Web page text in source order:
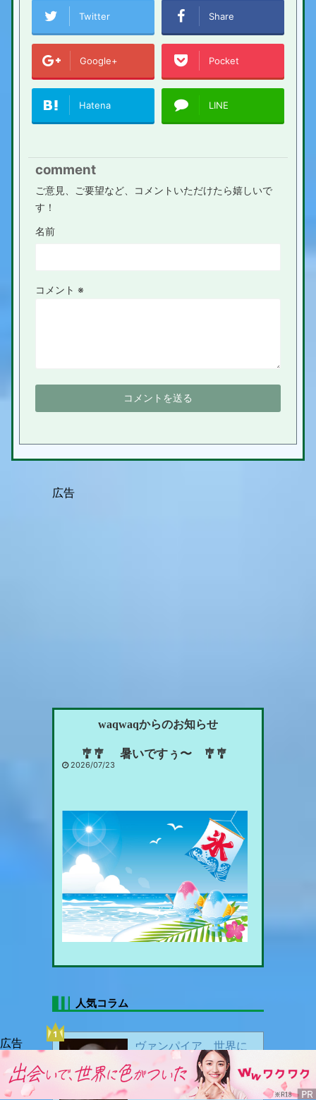
Twitter Share
Google+ Pocket
Hatena LINE
comment
ご意見、ご要望など、コメントいただけたら嬉しいで
す！
名前
コメント ※
waqwaqからのお知らせ
🎐🎐 暑いですぅ〜 🎐🎐
2026/07/23
暑中お見舞い申し上げます🍦
🍃🍃 新緑眩い頃 🍃🍃
2026/05/15
人気コラム
ヴァンパイア、世界に
存在する吸血鬼種、そ
の起源や特徴、弱点と